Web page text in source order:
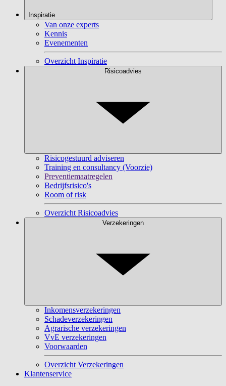
Inspiratie
Van onze experts
Kennis
Evenementen
Overzicht Inspiratie
Risicoadvies
Risicogestuurd adviseren
Training en consultancy (Voorzie)
Preventiemaatregelen
Bedrijfsrisico's
Room of risk
Overzicht Risicoadvies
Verzekeringen
Inkomensverzekeringen
Schadeverzekeringen
Agrarische verzekeringen
VvE verzekeringen
Voorwaarden
Overzicht Verzekeringen
Klantenservice